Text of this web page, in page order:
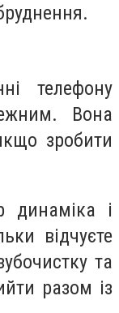
телефону
Вона
зробити
динаміка і
відчуєте
та
разом із